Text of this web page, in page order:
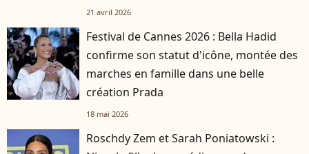
21 avril 2026
Festival de Cannes 2026 : Bella Hadid
confirme son statut d'icône, montée des
marches en famille dans une belle
création Prada
18 mai 2026
Roschdy Zem et Sarah Poniatowski :